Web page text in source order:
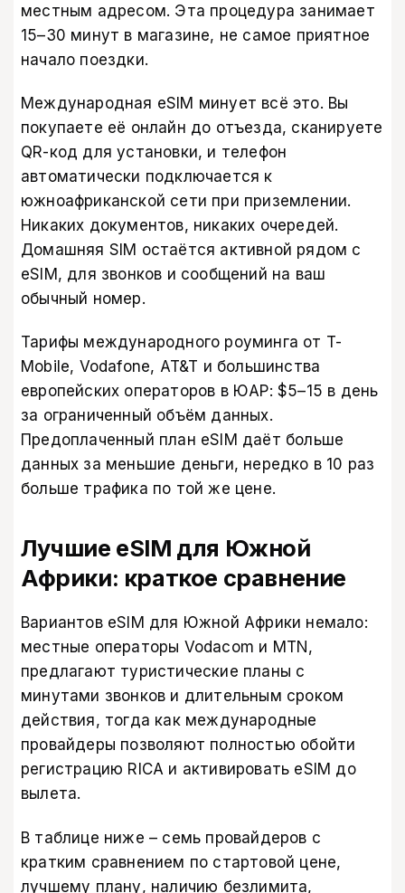
местным адресом. Эта процедура занимает
15–30 минут в магазине, не самое приятное
начало поездки.
Международная eSIM минует всё это. Вы
покупаете её онлайн до отъезда, сканируете
QR-код для установки, и телефон
автоматически подключается к
южноафриканской сети при приземлении.
Никаких документов, никаких очередей.
Домашняя SIM остаётся активной рядом с
eSIM, для звонков и сообщений на ваш
обычный номер.
Тарифы международного роуминга от T-
Mobile, Vodafone, AT&T и большинства
европейских операторов в ЮАР: $5–15 в день
за ограниченный объём данных.
Предоплаченный план eSIM даёт больше
данных за меньшие деньги, нередко в 10 раз
больше трафика по той же цене.
Лучшие eSIM для Южной
Африки: краткое сравнение
Вариантов eSIM для Южной Африки немало:
местные операторы Vodacom и MTN,
предлагают туристические планы с
минутами звонков и длительным сроком
действия, тогда как международные
провайдеры позволяют полностью обойти
регистрацию RICA и активировать eSIM до
вылета.
В таблице ниже – семь провайдеров с
кратким сравнением по стартовой цене,
лучшему плану, наличию безлимита,